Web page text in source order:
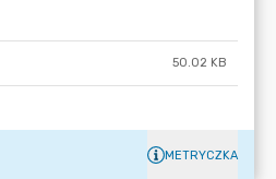
50.02 KB
METRYCZKA